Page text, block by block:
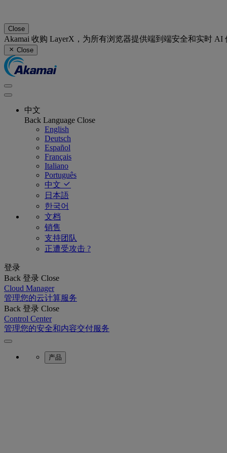
Close
Akamai 收购 LayerX，为所有浏览器提供端到端安全和实时
Close
中文
Back Language Close
English
Deutsch
Español
Français
Italiano
Português
中文
日本語
한국어
文档
销售
支持团队
正遭受攻击 ?
登录
Back 登录 Close
Cloud Manager
管理您的云计算服务
Back 登录 Close
Control Center
管理您的安全和内容交付服务
产品